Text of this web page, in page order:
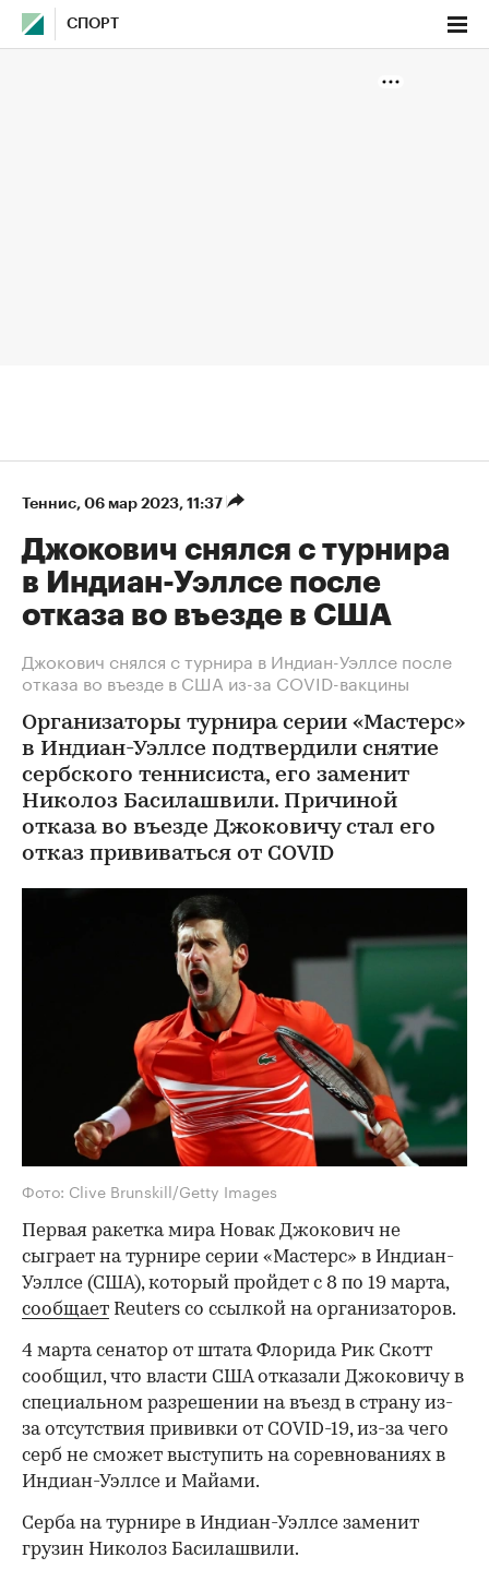
СПОРТ
Теннис⁠, 06 мар 2023, 11:37
Джокович снялся с турнира
в Индиан-Уэллсе после
отказа во въезде в США
Джокович снялся с турнира в Индиан-Уэллсе после
отказа во въезде в США из-за COVID-вакцины
Организаторы турнира серии «Мастерс»
в Индиан-Уэллсе подтвердили снятие
сербского теннисиста, его заменит
Николоз Басилашвили. Причиной
отказа во въезде Джоковичу стал его
отказ прививаться от COVID
Фото: Clive Brunskill/Getty Images
Первая ракетка мира Новак Джокович не
сыграет на турнире серии «Мастерс» в Индиан-
Уэллсе (США), который пройдет с 8 по 19 марта,
сообщает Reuters со ссылкой на организаторов.
4 марта сенатор от штата Флорида Рик Скотт
сообщил, что власти США отказали Джоковичу в
специальном разрешении на въезд в страну из-
за отсутствия прививки от COVID-19, из-за чего
серб не сможет выступить на соревнованиях в
Индиан-Уэллсе и Майами.
Серба на турнире в Индиан-Уэллсе заменит
грузин Николоз Басилашвили.